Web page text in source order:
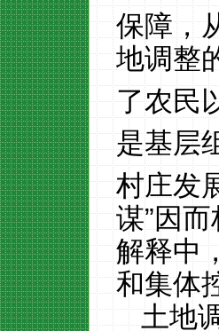
保障，
地调整
了农民
是基层
村庄发
谋”因
解释中
和集体
土地